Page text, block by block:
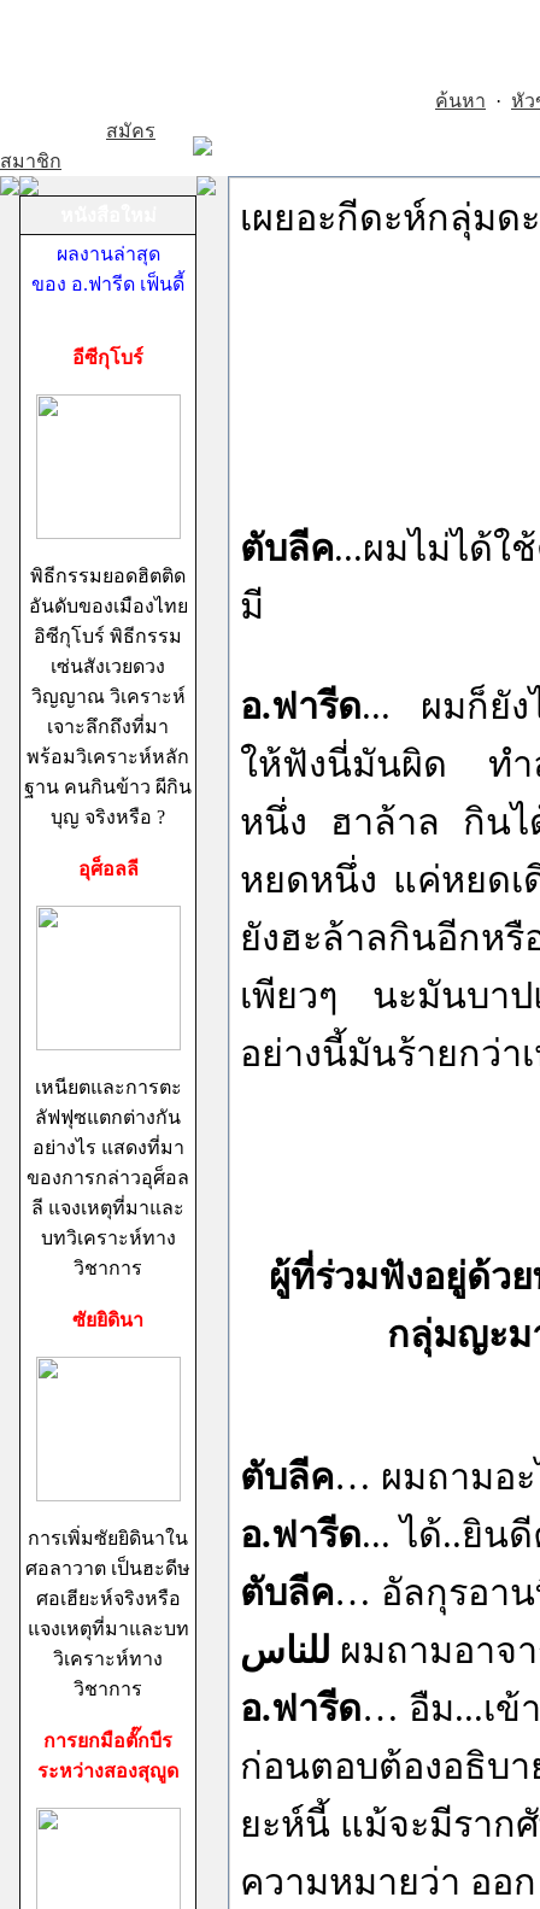
ค้นหา · หัว
สมัคร
สมาชิก
ผลงานล่าสุด
ของ อ.ฟารีด เฟ็นดี้
อีซีกุโบร์
พิธีกรรมยอดฮิตติด
อันดับของเมืองไทย
อิซีกุโบร์ พิธีกรรม
เซ่นสังเวยดวง
วิญญาณ วิเคราะห์
เจาะลึกถึงที่มา
พร้อมวิเคราะห์หลัก
ฐาน คนกินข้าว ผีกิน
บุญ จริงหรือ ?
อุศ็อลลี
เหนียตและการตะ
ลัฟฟุซแตกต่างกัน
อย่างไร แสดงที่มา
ของการกล่าวอุศ็อล
ลี แจงเหตุที่มาและ
บทวิเคราะห์ทาง
วิชาการ
ซัยยิดินา
การเพิ่มซัยยิดินาใน
ศอลาวาต เป็นฮะดีษ
ศอเฮียะห์จริงหรือ
แจงเหตุที่มาและบท
วิเคราะห์ทาง
วิชาการ
การยกมือตั๊กบีร
ระหว่างสองสุญูด
เผยอะกีดะห์กลุ่มด
ตับลีค...ผมไม่ได้ใ
มี
อ.ฟารีด... ผมก็ยัง
ให้ฟังนี่มันผิด ทำ
หนึ่ง ฮาล้าล กินไ
หยดหนึ่ง แค่หยดเ
ยังฮะล้าลกินอีกห
เพียวๆ นะมันบา
อย่างนี้มันร้ายกว่า
ผู้ที่ร่วมฟังอยู่ด้ว
กลุ่มญะม
ตับลีค… ผมถามอะ
อ.ฟารีด... ได้..ยิน
ตับลีค… อัลกุรอาน
ผมถามอาจ
อ.ฟารีด… อืม...เข้
ก่อนตอบต้องอธิบา
ยะห์นี้ แม้จะมีราก
ความหมายว่า ออ